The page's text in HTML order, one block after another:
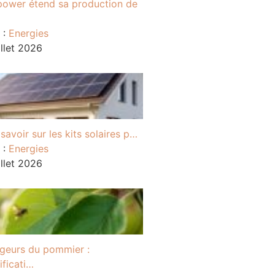
étend sa production de
: Energies
2026
sur les kits solaires p…
: Energies
2026
du pommier :